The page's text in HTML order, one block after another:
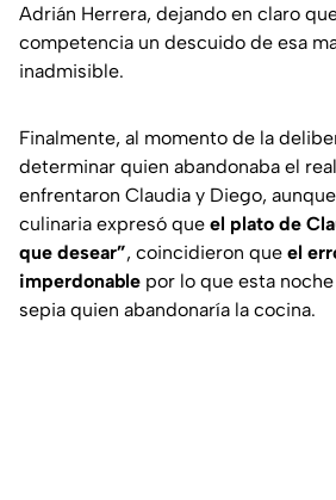
Adrián Herrera, dejando en claro
competencia un descuido de esa
inadmisible.
Finalmente, al momento de la
determinar quien abandonaba el
enfrentaron Claudia y Diego,
culinaria expresó que el plato de
que desear”, coincidieron que el
imperdonable por lo que esta
sepia quien abandonaría la cocina.